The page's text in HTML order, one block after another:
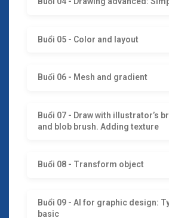
Buổi 05 - Color and layout
Buổi 06 - Mesh and gradient
Buổi 07 - Draw with illustrator’s
and blob brush. Adding texture
Buổi 08 - Transform object
Buổi 09 - AI for graphic design:
basic